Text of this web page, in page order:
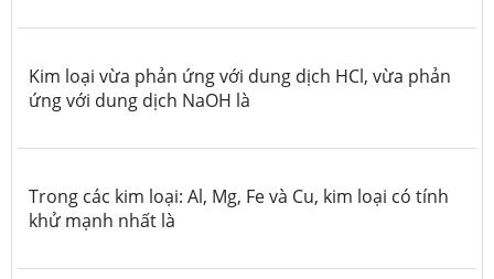
Kim loại vừa phản ứng với dung dịch HCl, vừa phản
ứng với dung dịch NaOH là
Trong các kim loại: Al, Mg, Fe và Cu, kim loại có tính
khử mạnh nhất là